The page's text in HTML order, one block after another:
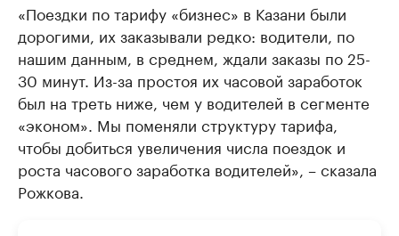
«Поездки по тарифу «бизнес» в Казани были
дорогими, их заказывали редко: водители, по
нашим данным, в среднем, ждали заказы по 25-
30 минут. Из-за простоя их часовой заработок
был на треть ниже, чем у водителей в сегменте
«эконом». Мы поменяли структуру тарифа,
чтобы добиться увеличения числа поездок и
роста часового заработка водителей», – сказала
Рожкова.